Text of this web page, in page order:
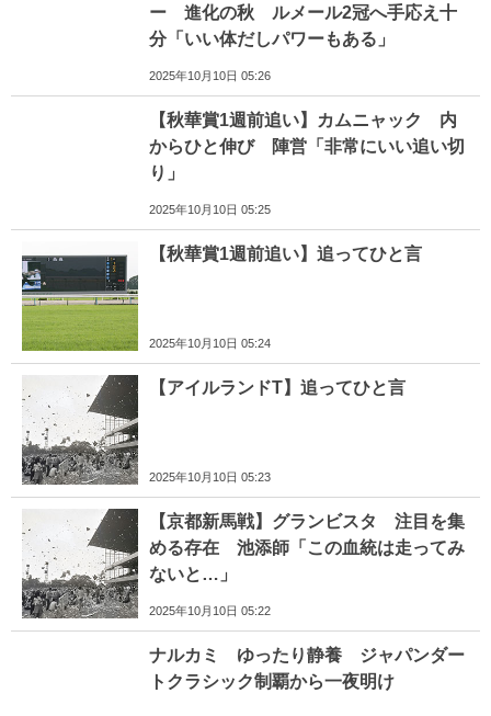
ー 進化の秋 ルメール2冠へ手応え十
分「いい体だしパワーもある」
2025年10月10日 05:26
【秋華賞1週前追い】カムニャック 内
からひと伸び 陣営「非常にいい追い切
り」
2025年10月10日 05:25
【秋華賞1週前追い】追ってひと言
2025年10月10日 05:24
【アイルランドT】追ってひと言
2025年10月10日 05:23
【京都新馬戦】グランビスタ 注目を集
める存在 池添師「この血統は走ってみ
ないと…」
2025年10月10日 05:22
ナルカミ ゆったり静養 ジャパンダー
トクラシック制覇から一夜明け